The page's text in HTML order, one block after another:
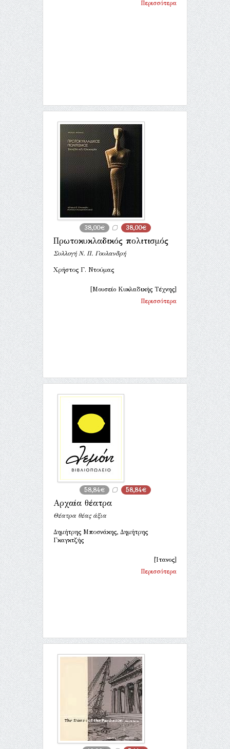
Περισσότερα
38,00€ 38,00€
Πρωτοκυκλαδικός πολιτισμός
Συλλογή Ν. Π. Γουλανδρή
Χρήστος Γ. Ντούμας
[Μουσείο Κυκλαδικής Τέχνης]
Περισσότερα
58,84€ 58,84€
Αρχαία θέατρα
Θέατρα θέας άξια
Δημήτρης Μποσνάκης, Δημήτρης
Γκαγκτζής
[Ίτανος]
Περισσότερα